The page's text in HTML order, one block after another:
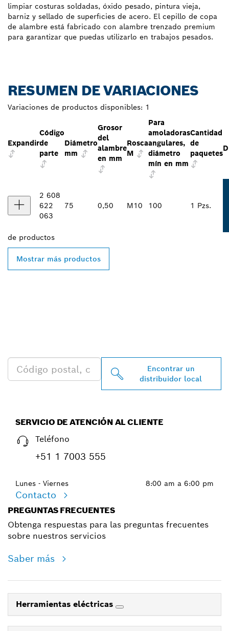
limpiar costuras soldadas, óxido pesado, pintura vieja,
barniz y sellado de superficies de acero. El cepillo de copa
de alambre está fabricado con alambre trenzado premium
para garantizar que puedas utilizarlo en trabajos pesados.
RESUMEN DE VARIACIONES
Variaciones de productos disponibles: 1
Expandir
Código
de
parte
Diámetro
mm
Grosor
del
alambre
en mm
Rosca
M
Para
amoladoras
angulares,
diámetro
mín en mm
Cantidad
de
paquetes
2 608
622
063
75 0,50 M10 100 1 Pzs.
de productos
Mostrar más productos
Encontrar un
distribuidor local
SERVICIO DE ATENCIÓN AL CLIENTE
Teléfono
+51 1 7003 555
Lunes - Viernes 8:00 am a 6:00 pm
Contacto
PREGUNTAS FRECUENTES
Obtenga respuestas para las preguntas frecuentes
sobre nuestros servicios
Saber más
Herramientas eléctricas